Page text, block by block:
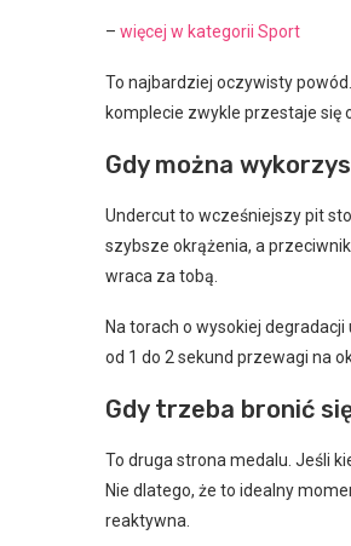
– więcej w kategorii Sport
To najbardziej oczywisty
komplecie zwykle przestaje się
Gdy można
Undercut to wcześniejszy pit
szybsze okrążenia, a
wraca za tobą.
Na torach o wysokiej
od 1 do 2 sekund przewagi na
Gdy trzeba bronić
To druga strona medalu. Jeśli
Nie dlatego, że to idealny
reaktywna.